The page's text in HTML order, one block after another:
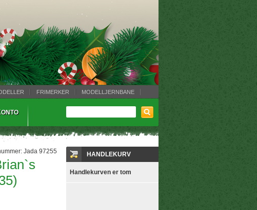
FRIMERKER
MODELLJERNBANE
Jada 97255 HANDLEKURV
Handlekurven er tom